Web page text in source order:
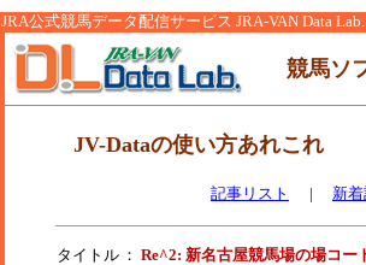
JRA公式競馬データ配信サービス JRA-VAN Data Lab.
競馬ソ
JV-Dataの使い方あれこれ
記事リスト | 新
タイトル ： Re^2: 新名古屋競馬場の場コー